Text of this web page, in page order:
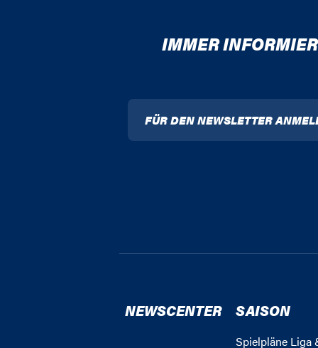
IMMER
FÜR DEN NEWSLETTER
NEWSCENTER SAISON
Spielpläne Liga